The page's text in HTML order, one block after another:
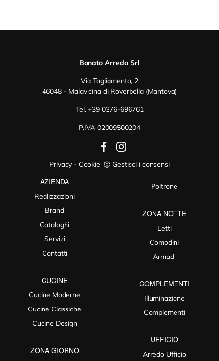
Bonato Arreda Srl
Via Tagliamento, 2
46048 - Malavicina di Roverbella (Mantova)
Tel. +39 0376-696761
P.IVA 02009500204
Privacy - Cookie Gestisci i consensi
AZIENDA
Realizzazioni
Brand
Cataloghi
Servizi
Contatti
CUCINE
Cucine Moderne
Cucine Classiche
Cucine Design
ZONA GIORNO
Poltrone
ZONA NOTTE
Letti
Comodini
Armadi
COMPLEMENTI
Illuminazione
Complementi
UFFICIO
Arredo Ufficio